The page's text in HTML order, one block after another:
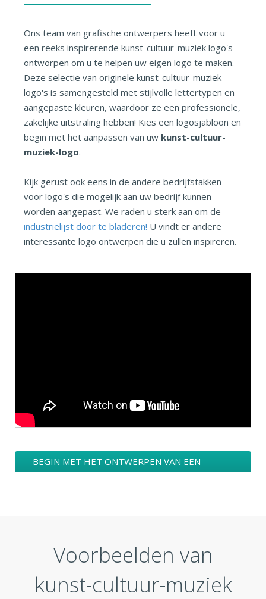
Ons team van grafische ontwerpers heeft voor u
een reeks inspirerende kunst-cultuur-muziek logo's
ontworpen om u te helpen uw eigen logo te maken.
Deze selectie van originele kunst-cultuur-muziek-
logo's is samengesteld met stijlvolle lettertypen en
aangepaste kleuren, waardoor ze een professionele,
zakelijke uitstraling hebben! Kies een logosjabloon en
begin met het aanpassen van uw kunst-cultuur-
muziek-logo.
Kijk gerust ook eens in de andere bedrijfstakken
voor logo's die mogelijk aan uw bedrijf kunnen
worden aangepast. We raden u sterk aan om de
industrielijst door te bladeren! U vindt er andere
interessante logo ontwerpen die u zullen inspireren.
BEGIN MET HET ONTWERPEN VAN EEN
Voorbeelden van
kunst-cultuur-muziek